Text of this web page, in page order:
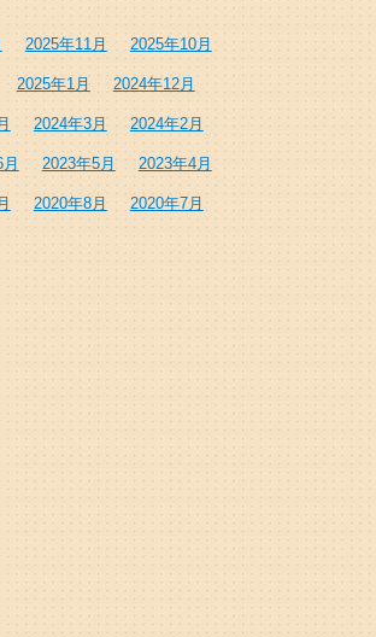
2025年11月 2025年10月
2025年1月 2024年12月
2024年3月 2024年2月
月 2023年5月 2023年4月
2020年8月 2020年7月